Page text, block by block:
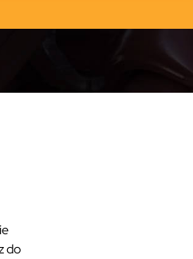
do